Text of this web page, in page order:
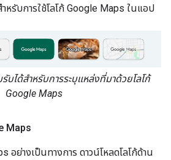
หรับการใช้โลโก้ Google Maps ในแอป
ได้สำหรับการระบุแหล่งที่มาด้วยโลโก้
Google Maps
Maps
อย่างเป็นทางการ ดาวน์โหลดโลโก้ด้าน